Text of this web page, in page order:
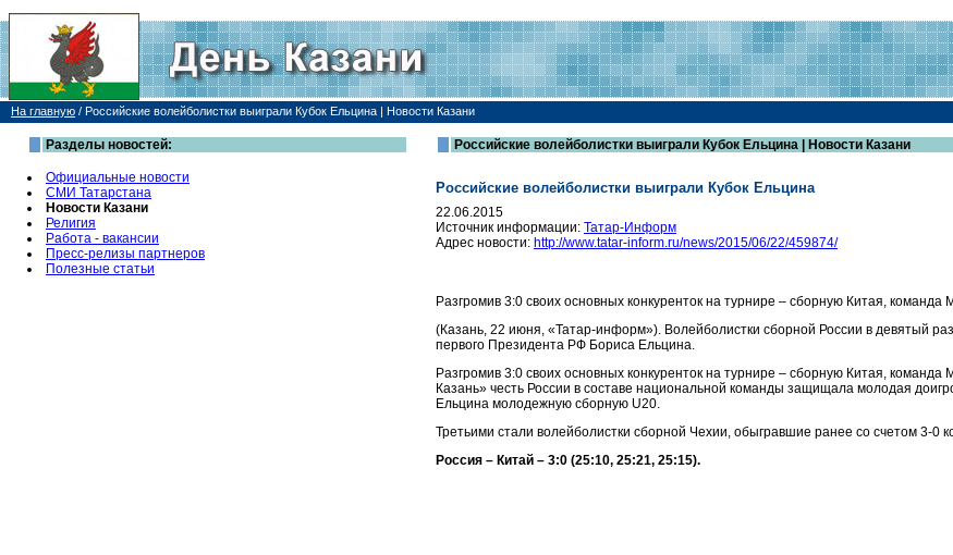
На главную / Российские волейболистки выиграли Кубок Ельцина | Новости Казани
Разделы новостей:
Официальные новости
СМИ Татарстана
Новости Казани
Религия
Работа - вакансии
Пресс-релизы партнеров
Полезные статьи
Российские волейболистки выиграли Кубок Ельцина | Новости Казани
Российские волейболистки выиграли Кубок Ельцина
22.06.2015
Источник информации: Татар-Информ
Адрес новости: http://www.tatar-inform.ru/news/2015/06/22/459874/
Разгромив 3:0 своих основных конкуренток на турнире – сборную Китая,
(Казань, 22 июня, «Татар-информ»). Волейболистки сборной России в девятый
первого Президента РФ Бориса Ельцина.
Разгромив 3:0 своих основных конкуренток на турнире – сборную Китая,
Казань» честь России в составе национальной команды защищала молодая
Ельцина молодежную сборную U20.
Третьими стали волейболистки сборной Чехии, обыгравшие ранее со счетом 3-0
Россия – Китай – 3:0 (25:10, 25:21, 25:15).